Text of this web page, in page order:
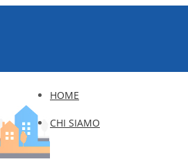
HOME
CHI SIAMO